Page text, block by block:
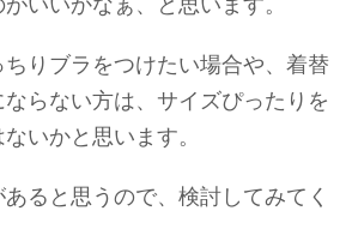
りブラをつけたい場合や、着替
らない方は、サイズぴったりを
いかと思います。
ると思うので、検討してみてく